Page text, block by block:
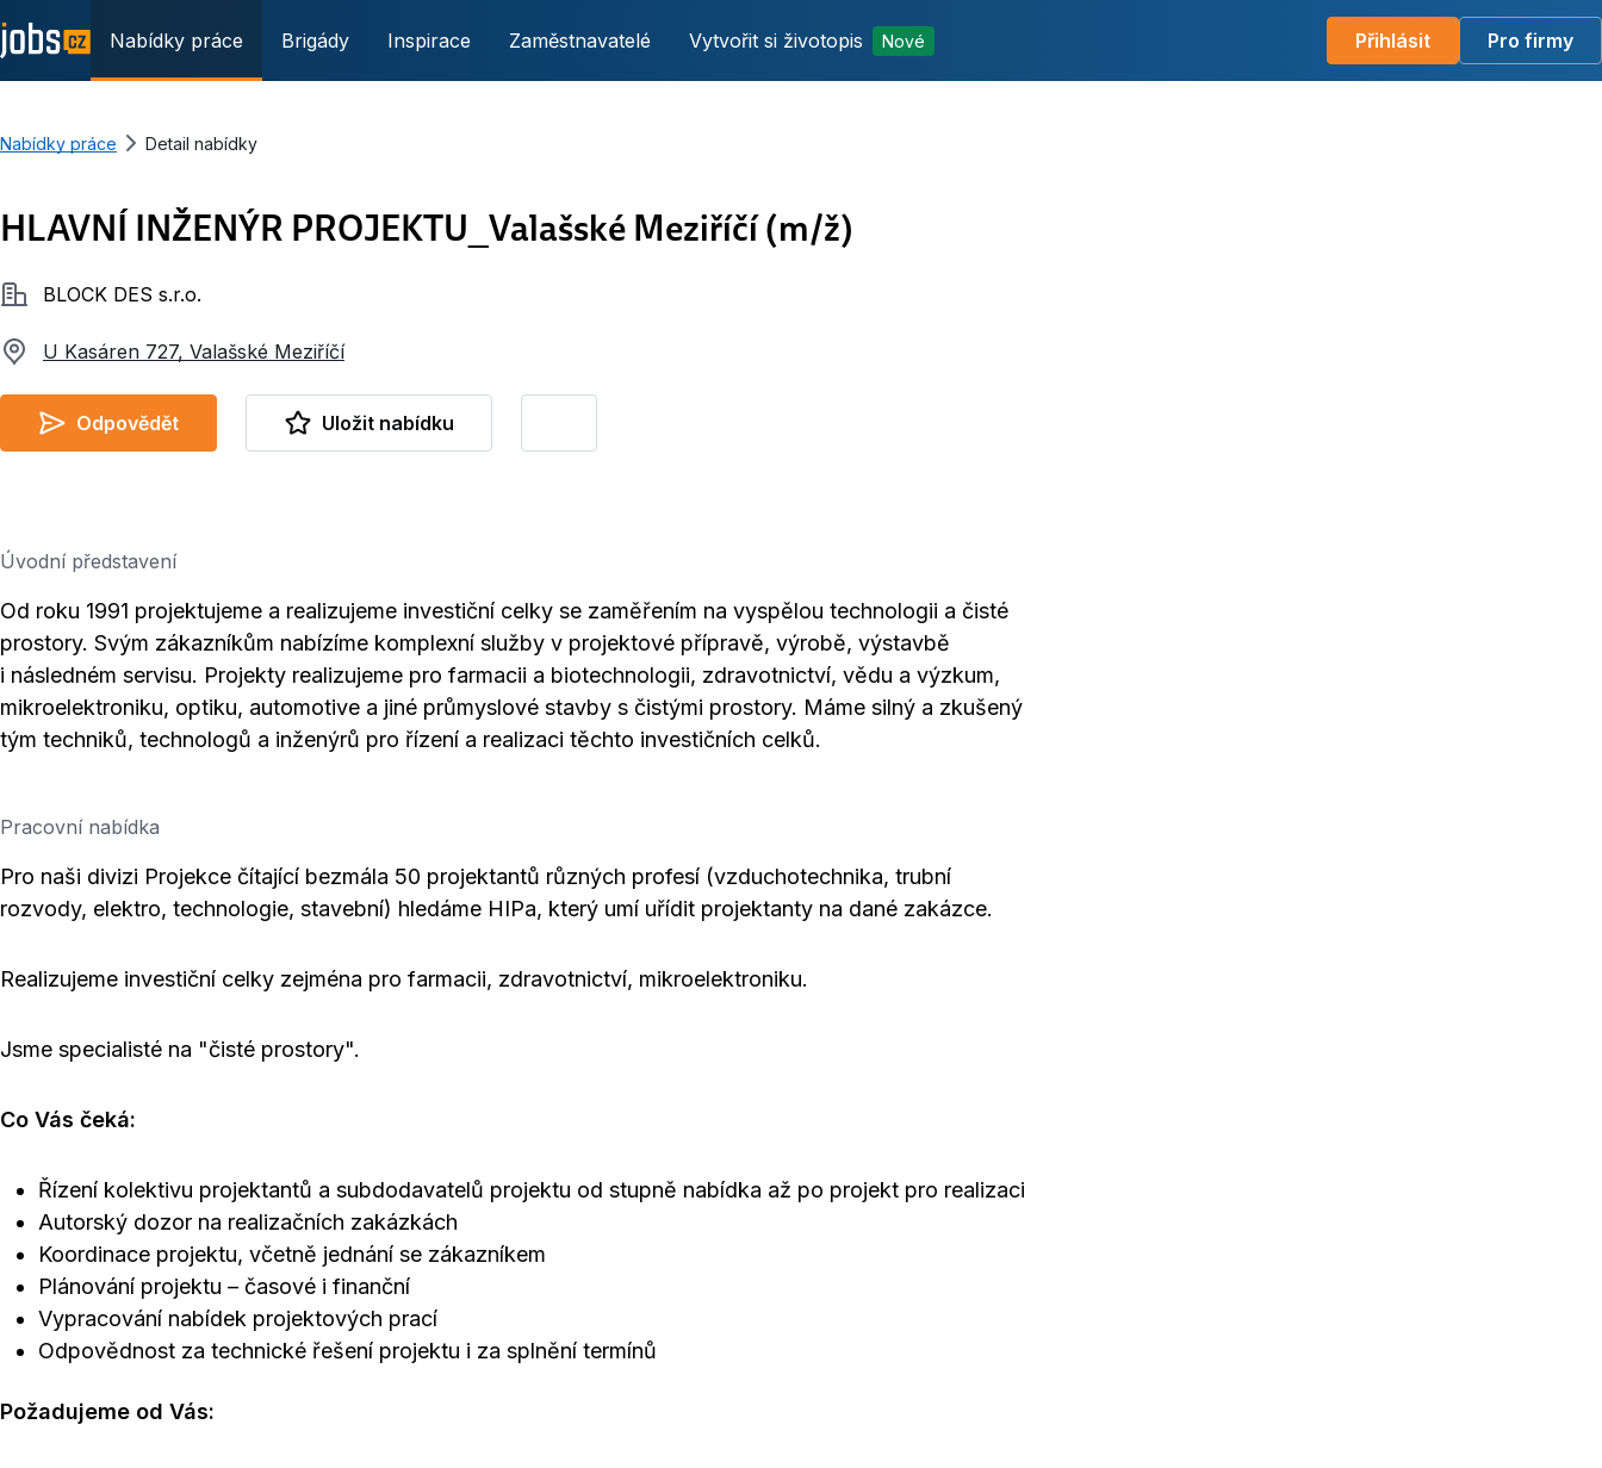
Nabídky práce Brigády Inspirace Zaměstnavatelé Vytvořit si životopis Nové Přihlásit Pro firmy
Nabídky práce Detail nabídky
HLAVNÍ INŽENÝR PROJEKTU_Valašské Meziříčí (m/ž)
SpolečnostBLOCK DES s.r.o.
U Kasáren 727, Valašské Meziříčí
Odpovědět Uložit nabídku
Úvodní představení
Od roku 1991 projektujeme a realizujeme investiční celky se zaměřením na vyspělou technologii a čisté
prostory. Svým zákazníkům nabízíme komplexní služby v projektové přípravě, výrobě, výstavbě
i následném servisu. Projekty realizujeme pro farmacii a biotechnologii, zdravotnictví, vědu a výzkum,
mikroelektroniku, optiku, automotive a jiné průmyslové stavby s čistými prostory. Máme silný a zkušený
tým techniků, technologů a inženýrů pro řízení a realizaci těchto investičních celků.
Pracovní nabídka
Pro naši divizi Projekce čítající bezmála 50 projektantů různých profesí (vzduchotechnika, trubní
rozvody, elektro, technologie, stavební) hledáme HIPa, který umí uřídit projektanty na dané zakázce.
Realizujeme investiční celky zejména pro farmacii, zdravotnictví, mikroelektroniku.
Jsme specialisté na "čisté prostory".
Co Vás čeká:
Řízení kolektivu projektantů a subdodavatelů projektu od stupně nabídka až po projekt pro realizaci
Autorský dozor na realizačních zakázkách
Koordinace projektu, včetně jednání se zákazníkem
Plánování projektu – časové i finanční
Vypracování nabídek projektových prací
Odpovědnost za technické řešení projektu i za splnění termínů
Požadujeme od Vás: